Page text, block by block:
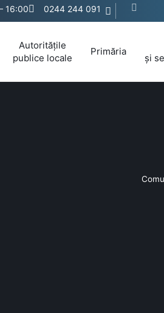
16:00 0244 244 091
Autoritățile
publice locale
Primăria
și